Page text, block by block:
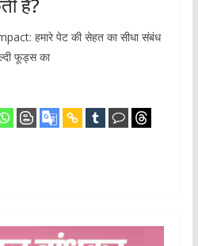
हैं?
हमारे पेट की सेहत का सीधा संबंध
फूड्स का